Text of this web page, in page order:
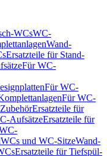
WCsWC-
Wand-
Ersatzteile für Stand-
Für WC-
Für WC-
Für WC-
ZubehörErsatzteile für
AufsätzeErsatzteile für
WCs und WC-SitzeWand-
Ersatzteile für Tiefspül-